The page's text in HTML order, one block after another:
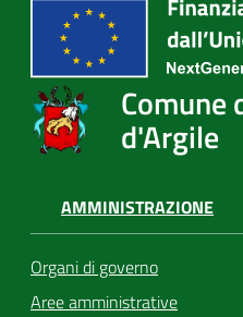
Comune
d'Argile
AMMINISTRAZIONE
Organi di governo
Aree amministrative